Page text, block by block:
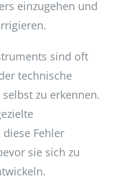
einzugehen und
sind oft
technische
zu erkennen.
Fehler
sie sich zu